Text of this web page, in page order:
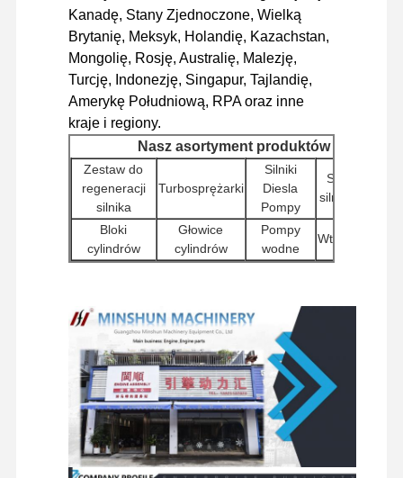
Silnik Diesla
Silnik Mitsubishi
Silnik koparki
zestaw do regeneracji silnika
Pompa wtryskowa
Zestaw turbosprężarki
Pozostałe części silników
elementy elektryczne silnika
Układ paliwowy silnika
Części hydrauliczne koparki
części zamienne do koparek
Kanadę, Stany Zjednoczone, Wielką
Brytanię, Meksyk, Holandię, Kazachstan,
Mongolię, Rosję, Australię, Malezję,
Turcję, Indonezję, Singapur, Tajlandię,
Amerykę Południową, RPA oraz inne
kraje i regiony.
Nasz asortyment produktów
Zestaw do
regeneracji
silnika
Turbosprężarki
Silniki
Diesla
Pompy
Sterowniki
silnika (ECU)
Bloki
cylindrów
Głowice
cylindrów
Pompy
wodne
Wtryskiwacze
do silników
do koparek
Elementy
obrotowe
Zawory
rozdzielające
Zespoły
silników
podróżnych
akcesoria